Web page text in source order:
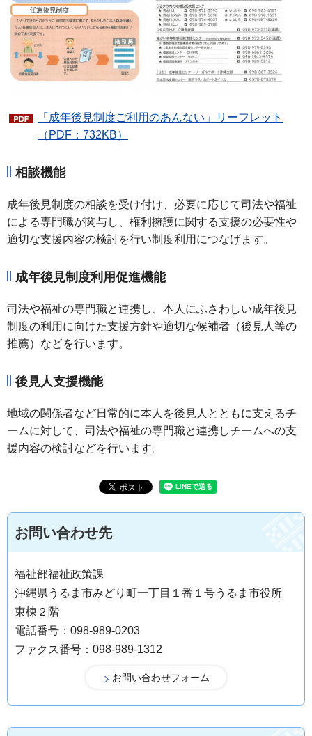
「成年後見制度ご利用のあんない」リーフレット
（PDF：732KB）
相談機能
成年後見制度の相談を受け付け、必要に応じて司法や福祉
による専門職が関与し、権利擁護に関する支援の必要性や
適切な支援内容の検討を行い制度利用につなげます。
成年後見制度利用促進機能
司法や福祉の専門職と連携し、本人にふさわしい成年後見
制度の利用に向けた支援方針や適切な候補者（後見人等の
推薦）などを行います。
後見人支援機能
地域の関係者など日常的に本人を後見人とともに支えるチ
ームに対して、司法や福祉の専門職と連携しチームへの支
援内容の検討などを行います。
お問い合わせ先
福祉部福祉政策課
沖縄県うるま市みどり町一丁目１番１号うるま市役所
東棟２階
電話番号：098-989-0203
ファクス番号：098-989-1312